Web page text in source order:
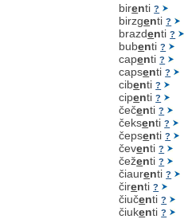
birenti?
birzgenti?
brazdenti?
bubenti?
capenti?
capsenti?
cibenti?
cipenti?
čečenti?
čeksenti?
čepsenti?
čeventi?
čeženti?
čiaurenti?
čirenti?
čiučenti?
čiukenti?